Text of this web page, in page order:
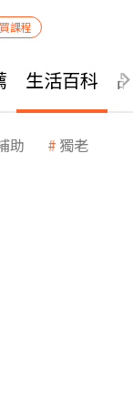
課程
生活百科
助 獨老